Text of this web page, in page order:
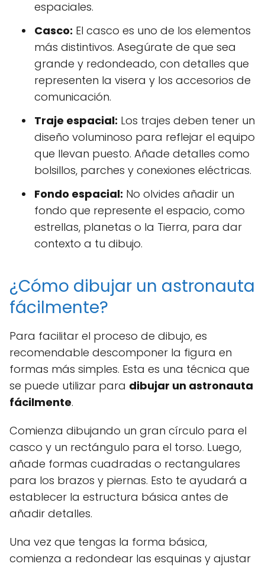
espaciales.
Casco: El casco es uno de los elementos
más distintivos. Asegúrate de que sea
grande y redondeado, con detalles que
representen la visera y los accesorios de
comunicación.
Traje espacial: Los trajes deben tener un
diseño voluminoso para reflejar el equipo
que llevan puesto. Añade detalles como
bolsillos, parches y conexiones eléctricas.
Fondo espacial: No olvides añadir un
fondo que represente el espacio, como
estrellas, planetas o la Tierra, para dar
contexto a tu dibujo.
¿Cómo dibujar un astronauta
fácilmente?
Para facilitar el proceso de dibujo, es
recomendable descomponer la figura en
formas más simples. Esta es una técnica que
se puede utilizar para dibujar un astronauta
fácilmente.
Comienza dibujando un gran círculo para el
casco y un rectángulo para el torso. Luego,
añade formas cuadradas o rectangulares
para los brazos y piernas. Esto te ayudará a
establecer la estructura básica antes de
añadir detalles.
Una vez que tengas la forma básica,
comienza a redondear las esquinas y ajustar